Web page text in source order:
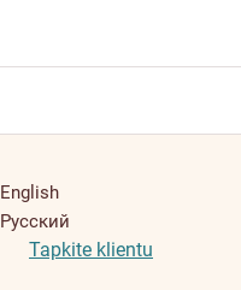
English
Русский
Tapkite klientu